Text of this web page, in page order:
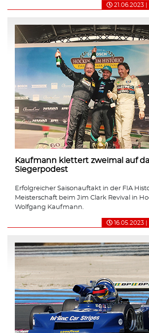
21.06.2023
Kaufmann klettert zweimal auf
Siegerpodest
Erfolgreicher Saisonauftakt in der FIA
Meisterschaft beim Jim Clark Revival in
Wolfgang Kaufmann.
16.05.2023